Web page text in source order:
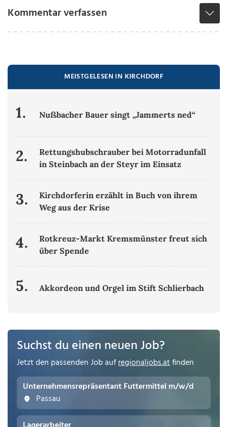
Kommentar verfassen
MEISTGELESEN IN KIRCHDORF
1. Nußbacher Bauer singt „Jammerts ned“
2.
Rettungshubschrauber bei Motorradunfall
in Steinbach an der Steyr im Einsatz
3.
Kirchdorferin erzählt in Buch von ihrem
Weg aus der Krise
4.
Rotkreuz-Markt Kremsmünster freut sich
über Spende
5. Akkordeon und Orgel im Stift Schlierbach
Suchst du einen neuen Job?
Jetzt den passenden Job aufregionaljobs.atfinden
Unternehmensrepräsentant Futtermittel m/w/d
Passau